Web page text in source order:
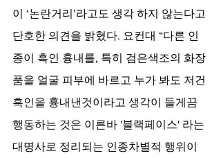
이 ‘논란거리’라고도 생각 하지 않는다고
단호한 의견을 밝혔다. 요컨대 “다른 인
종이 흑인 흉내를, 특히 검은색조의 화장
품을 얼굴 피부에 바르고 누가 봐도 저건
흑인을 흉내낸것이라고 생각이 들게끔
행동하는 것은 이른바 '블랙페이스' 라는
대명사로 정리되는 인종차별적 행위이